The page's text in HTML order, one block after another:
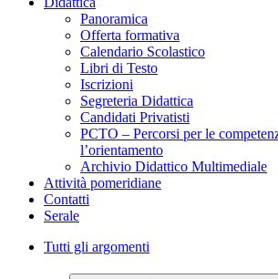
Panoramica
Offerta formativa
Calendario Scolastico
Libri di Testo
Iscrizioni
Segreteria Didattica
Candidati Privatisti
PCTO – Percorsi per le
l’orientamento
Archivio Didattico Multimediale
Attività pomeridiane
Contatti
Serale
Tutti gli argomenti